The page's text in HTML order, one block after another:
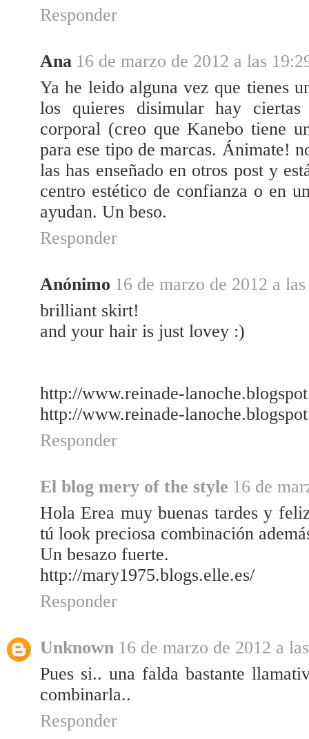
Responder
Ana 16 de marzo de 2012 a las
Ya he leido alguna vez que tienes
los quieres disimular hay
corporal (creo que Kanebo tiene
para ese tipo de marcas. Ánimate!
las has enseñado en otros post y
centro estético de confianza o en
ayudan. Un beso.
Responder
Anónimo 16 de marzo de 2012 a
brilliant skirt!
and your hair is just lovey :)
http://www.reinade-
http://www.reinade-
Responder
El blog mery of the style 16 de
Hola Erea muy buenas tardes y
tú look preciosa combinación
Un besazo fuerte.
http://mary1975.blogs.elle.es/
Responder
Unknown 16 de marzo de 2012 a
Pues si.. una falda bastante
combinarla..
Responder